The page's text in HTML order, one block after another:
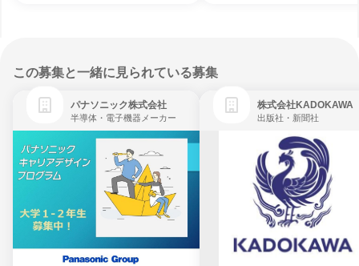
この募集と一緒に見られている募集
パナソニック株式会社
半導体・電子機器メーカー
株式会社KADOKAWA
出版社・新聞社